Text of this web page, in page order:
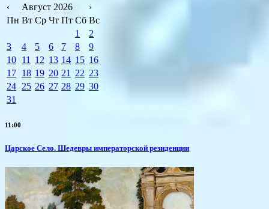
‹
Август 2026
›
Пн Вт Ср Чт Пт Сб Вс
1
2
3
4 5 6 7 8
9
10 11 12 13 14 15 16
17 18 19 20 21 22 23
24 25 26 27 28 29 30
31
11:00
Царское Село. Шедевры императорской резиденции